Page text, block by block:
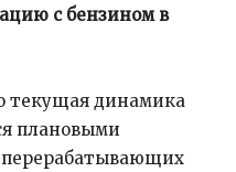
с бензином в
текущая динамика
плановыми